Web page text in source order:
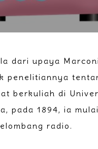
dari upaya Marconi
penelitiannya
berkuliah di
pada 1894, ia
radio.